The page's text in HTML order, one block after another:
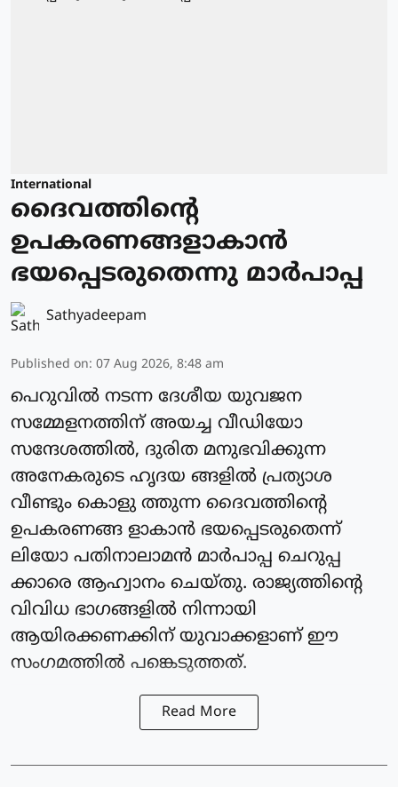
International
ദൈവത്തിന്റെ
ഉപകരണങ്ങളാകാന്‍
ഭയപ്പെടരുതെന്നു മാര്‍പാപ്പ
Sathyadeepam
Published on: 07 Aug 2026, 8:48 am
പെറുവില്‍ നടന്ന ദേശീയ യുവജന
സമ്മേളനത്തിന് അയച്ച വീഡിയോ
സന്ദേശത്തില്‍, ദുരിത മനുഭവിക്കുന്ന
അനേകരുടെ ഹൃദയ ങ്ങളില്‍ പ്രത്യാശ
വീണ്ടും കൊളു ത്തുന്ന ദൈവത്തിന്റെ
ഉപകരണങ്ങ ളാകാന്‍ ഭയപ്പെടരുതെന്ന്
ലിയോ പതിനാലാമന്‍ മാര്‍പാപ്പ ചെറുപ്പ
ക്കാരെ ആഹ്വാനം ചെയ്തു. രാജ്യത്തിന്റെ
വിവിധ ഭാഗങ്ങളില്‍ നിന്നായി
ആയിരക്കണക്കിന് യുവാക്കളാണ് ഈ
സംഗമത്തില്‍ പങ്കെടുത്തത്.
Read More